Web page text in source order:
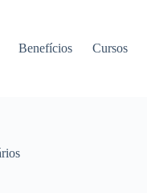
Benefícios Cursos